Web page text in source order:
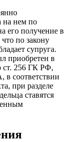
на нем по
его получение в
по закону
супруга.
приобретен в
ст. 256 ГК РФ,
в соответствии
при разделе
ставятся